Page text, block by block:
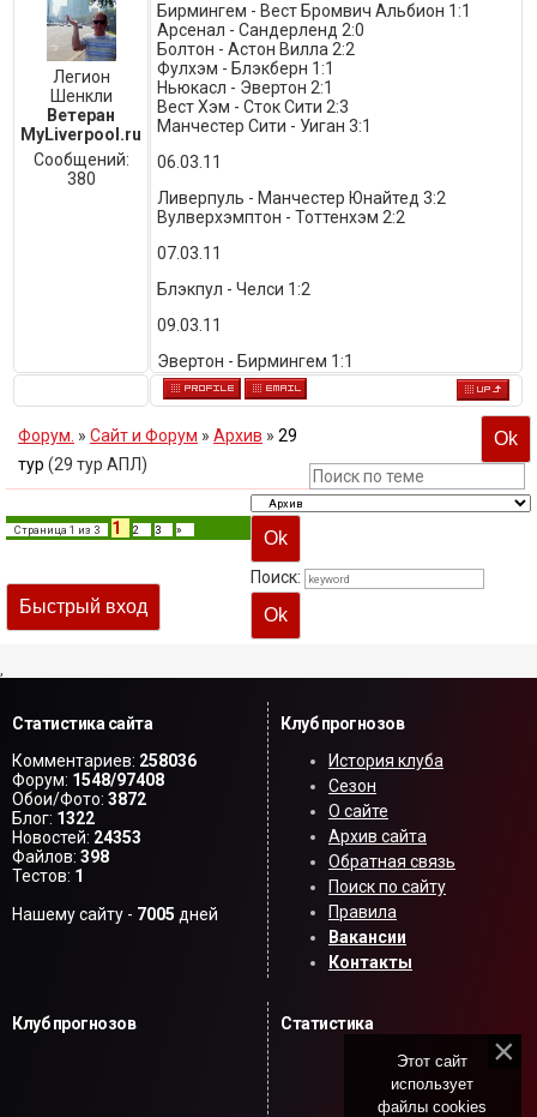
Легион
Шенкли
Ветеран
MyLiverpool.ru
Сообщений:
380
Бирмингем - Вест Бромвич Альбион 1:1
Арсенал - Сандерленд 2:0
Болтон - Астон Вилла 2:2
Фулхэм - Блэкберн 1:1
Ньюкасл - Эвертон 2:1
Вест Хэм - Сток Сити 2:3
Манчестер Сити - Уиган 3:1
06.03.11
Ливерпуль - Манчестер Юнайтед 3:2
Вулверхэмптон - Тоттенхэм 2:2
07.03.11
Блэкпул - Челси 1:2
09.03.11
Эвертон - Бирмингем 1:1
Форум. » Сайт и Форум » Архив » 29
тур (29 тур АПЛ)
Страница 1 из 3 1 2 3 »
Поиск:
,
Статистика сайта
Комментариев: 258036
Форум: 1548/97408
Обои/Фото: 3872
Блог: 1322
Новостей: 24353
Файлов: 398
Тестов: 1
Нашему сайту - 7005 дней
Клуб прогнозов
История клуба
Сезон
О сайте
Архив сайта
Обратная связь
Поиск по сайту
Правила
Вакансии
Контакты
Клуб прогнозов Статистика
Этот сайт
использует
файлы cookies